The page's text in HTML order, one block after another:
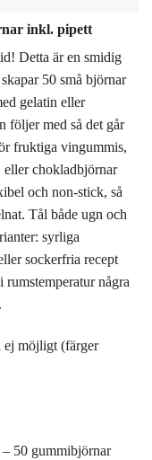
inkl. pipett
Detta är en smidig
50 små björnar
gelatin eller
följer med så det går
fruktiga vingummis,
eller chokladbjörnar
och non-stick, så
Tål både ugn och
syrliga
sockerfria recept
några
ej möjligt (färger
50 gummibjörnar